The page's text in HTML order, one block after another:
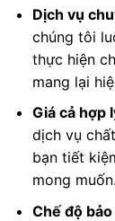
Dịch vụ
chúng tôi
thực hiện
mang lại
Giá cả hợp
dịch vụ
bạn tiết
mong muốn.
Chế độ